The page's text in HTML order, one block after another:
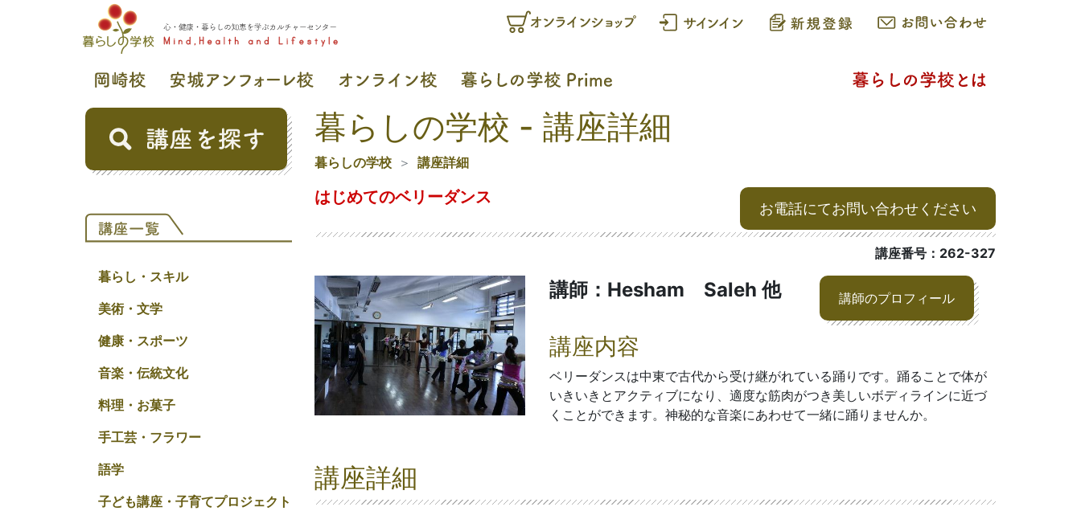
暮らし・スキル
美術・文学
健康・スポーツ
音楽・伝統文化
料理・お菓子
手工芸・フラワー
語学
子ども講座・子育てプロジェクト
暮らしの学校 - 講座詳細
暮らしの学校 講座詳細
はじめてのベリーダンス
お電話にてお問い合わせください
講座番号：262-327
講師：Hesham Saleh 他 講師のプロフィール
講座内容
ベリーダンスは中東で古代から受け継がれている踊りです。踊ることで体が
いきいきとアクティブになり、適度な筋肉がつき美しいボディラインに近づ
くことができます。神秘的な音楽にあわせて一緒に踊りませんか。
講座詳細